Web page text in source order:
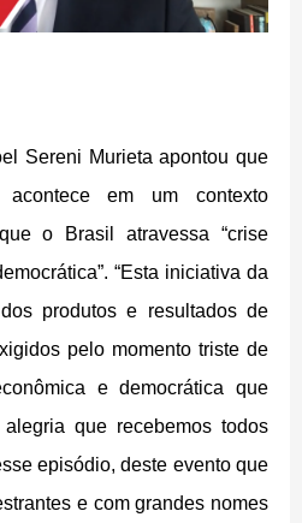
Sereni Murieta apontou que
em um contexto
o Brasil atravessa “crise
“Esta iniciativa da
produtos e resultados de
pelo momento triste de
e democrática que
que recebemos todos
episódio, deste evento que
e com grandes nomes